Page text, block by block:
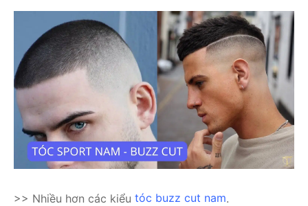
>> Nhiều hơn các kiểu tóc buzz cut nam.